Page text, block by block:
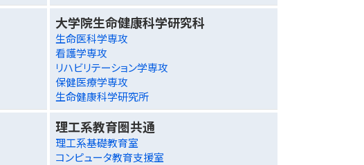
大学院生命健康科学研究科
生命医科学専攻
看護学専攻
リハビリテーション学専攻
保健医療学専攻
生命健康科学研究所
理工系教育圏共通
理工系基礎教育室
コンピュータ教育支援室